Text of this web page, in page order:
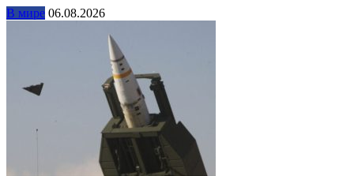
В мире 06.08.2026